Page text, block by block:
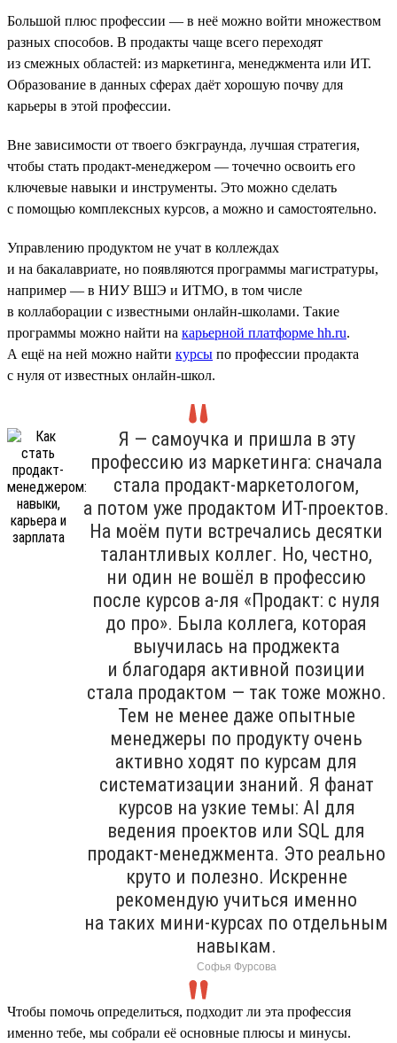
Большой плюс профессии — в неё можно войти множеством
разных способов. В продакты чаще всего переходят
из смежных областей: из маркетинга, менеджмента или ИТ.
Образование в данных сферах даёт хорошую почву для
карьеры в этой профессии.
Вне зависимости от твоего бэкграунда, лучшая стратегия,
чтобы стать продакт-менеджером — точечно освоить его
ключевые навыки и инструменты. Это можно сделать
с помощью комплексных курсов, а можно и самостоятельно.
Управлению продуктом не учат в коллеждах
и на бакалавриате, но появляются программы магистратуры,
например — в НИУ ВШЭ и ИТМО, в том числе
в коллаборации с известными онлайн-школами. Такие
программы можно найти на карьерной платформе hh.ru.
А ещё на ней можно найти курсы по профессии продакта
с нуля от известных онлайн-школ.
Я — самоучка и пришла в эту
профессию из маркетинга: сначала
стала продакт-маркетологом,
а потом уже продактом ИТ-проектов.
На моём пути встречались десятки
талантливых коллег. Но, честно,
ни один не вошёл в профессию
после курсов а-ля «Продакт: с нуля
до про». Была коллега, которая
выучилась на проджекта
и благодаря активной позиции
стала продактом — так тоже можно.
Тем не менее даже опытные
менеджеры по продукту очень
активно ходят по курсам для
систематизации знаний. Я фанат
курсов на узкие темы: AI для
ведения проектов или SQL для
продакт-менеджмента. Это реально
круто и полезно. Искренне
рекомендую учиться именно
на таких мини-курсах по отдельным
навыкам.
Софья Фурсова
Чтобы помочь определиться, подходит ли эта профессия
именно тебе, мы собрали её основные плюсы и минусы.